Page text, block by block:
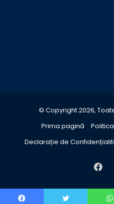
© Copyright 2026,
Prima pagină
Declarație de